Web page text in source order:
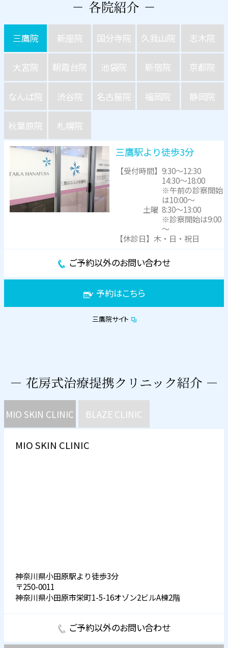
三鷹院 新座院 国分寺院 久我山院 志木院
大宮院 朝霞台院 池袋院 新宿院 京都院
なんば院 渋谷院 名古屋院 福岡院 静岡院
秋葉原院 札幌院
三鷹駅より徒歩3分
【受付時間】9:30～12:30
14:30～18:00
※午前の診察開始
は10:00～
土曜 8:30～13:00
※診察開始は9:00
～
【休診日】木・日・祝日
ご予約以外のお問い合わせ
予約はこちら
三鷹院サイト
MIO SKIN CLINIC BLAZE CLINIC
MIO SKIN CLINIC
神奈川県小田原駅より徒歩3分
〒250-0011
神奈川県小田原市栄町1-5-16オゾン2ビルA棟2階
ご予約以外のお問い合わせ